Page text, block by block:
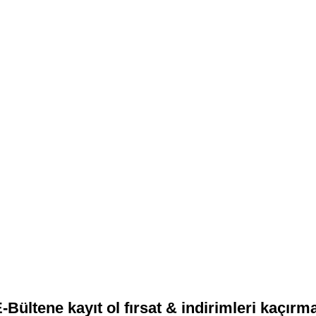
Bültene kayıt ol fırsat & indirimleri